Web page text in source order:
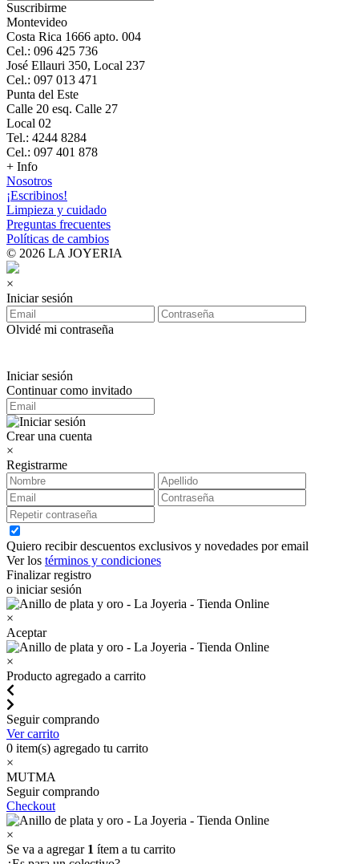
Suscribirme
Montevideo
Costa Rica 1666 apto. 004
Cel.: 096 425 736
José Ellauri 350, Local 237
Cel.: 097 013 471
Punta del Este
Calle 20 esq. Calle 27
Local 02
Tel.: 4244 8284
Cel.: 097 401 878
+ Info
Nosotros
¡Escribinos!
Limpieza y cuidado
Preguntas frecuentes
Políticas de cambios
© 2026 LA JOYERIA
×
Iniciar sesión
Olvidé mi contraseña
Iniciar sesión
Continuar como invitado
Crear una cuenta
×
Registrarme
Quiero recibir descuentos exclusivos y novedades por email
Ver los términos y condiciones
Finalizar registro
o iniciar sesión
×
Aceptar
×
Producto agregado a carrito
Seguir comprando
Ver carrito
0 item(s) agregado tu carrito
×
MUTMA
Seguir comprando
Checkout
×
Se va a agregar 1 ítem a tu carrito